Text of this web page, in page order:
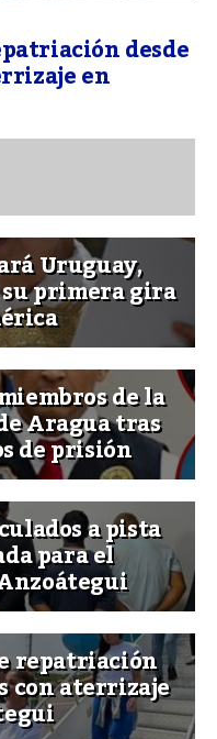
desde
en
Uruguay,
primera gira
de la
Aragua tras
de prisión
a pista
para el
repatriación
con aterrizaje